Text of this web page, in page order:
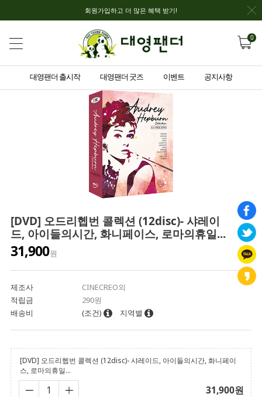
회원가입하고 더 많은 혜택 받기!
0
대영팬더 출시작 대영팬더 굿즈 이벤트 공지사항
[DVD] 오드리헵번 콜렉션 (12disc)- 샤레이
드, 아이들의시간, 화니페이스, 로마의휴일...
31,900원
제조사
CINECREO외
적립금
290원
배송비
(조건) 지역별
[DVD] 오드리헵번 콜렉션 (12disc)- 샤레이드, 아이들의시간, 화니페이
스, 로마의휴일...
31,900원